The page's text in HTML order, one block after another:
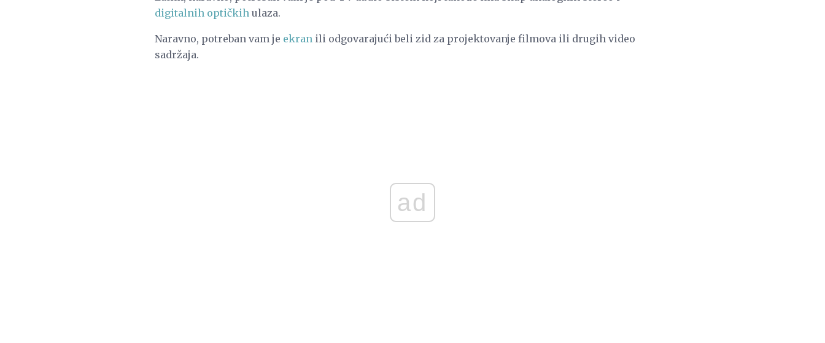
digitalnih optičkih ulaza.
Naravno, potreban vam je ekran ili odgovarajući beli zid za projektovanje filmova ili drugih video
sadržaja.
ad